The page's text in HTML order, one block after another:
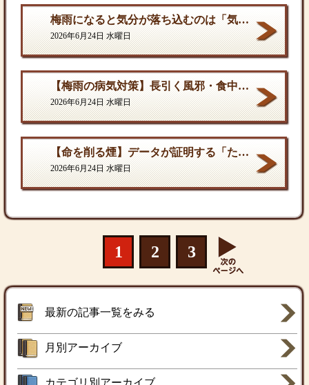
梅雨になると気分が落ち込むのは「気のせい」ではない
2026年6月24日 水曜日
【梅雨の病気対策】長引く風邪・食中毒・カビの脅威から体を守る方法
2026年6月24日 水曜日
【命を削る煙】データが証明する「たばこ関連死」の真実
2026年6月24日 水曜日
1 2 3
最新の記事一覧をみる
月別アーカイブ
カテゴリ別アーカイブ